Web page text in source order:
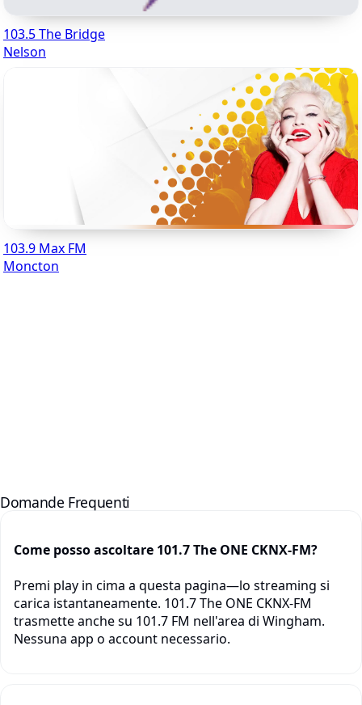
103.5 The Bridge
Nelson
103.9 Max FM
Moncton
Domande Frequenti
Come posso ascoltare 101.7 The ONE CKNX-FM?
Premi play in cima a questa pagina—lo streaming si
carica istantaneamente. 101.7 The ONE CKNX-FM
trasmette anche su 101.7 FM nell'area di Wingham.
Nessuna app o account necessario.